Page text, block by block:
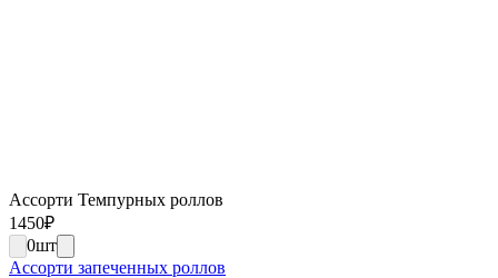
Ассорти Темпурных роллов
1450₽
0шт
Ассорти запеченных роллов